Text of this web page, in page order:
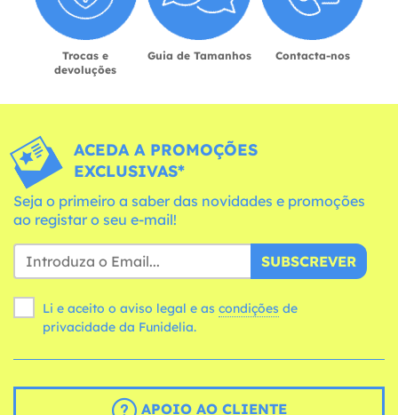
Trocas e
devoluções
Guia de Tamanhos Contacta-nos
ACEDA A PROMOÇÕES
EXCLUSIVAS*
Seja o primeiro a saber das novidades e promoções
ao registar o seu e-mail!
SUBSCREVER
Li e aceito o aviso legal e as condições
privacidade da Funidelia.
APOIO AO CLIENTE